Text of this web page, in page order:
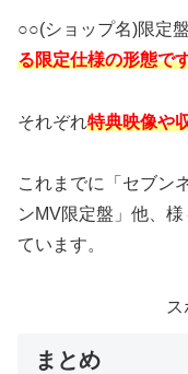
○○(ショップ名)限定盤
る限定仕様の形態で
それぞれ特典映像や
これまでに「セブン
ンMV限定盤」他、
ています。
まとめ